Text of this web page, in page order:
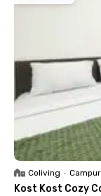
Coliving • Campur
Kost Kost Cozy